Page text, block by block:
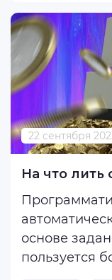
соцсети
Ниже
воронок,
22 сентября
На что лить
основе
пользуется